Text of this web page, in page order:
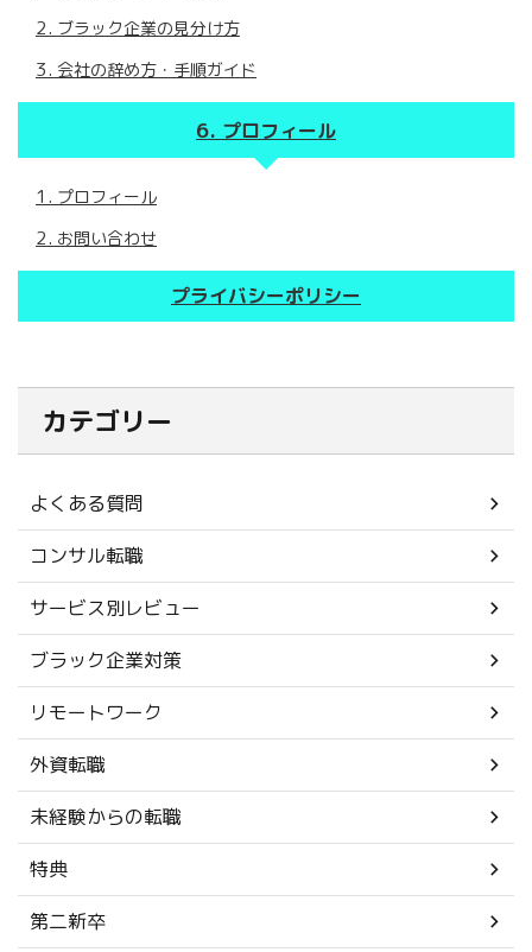
ブラック企業の見分け方
会社の辞め方・手順ガイド
プロフィール
プロフィール
お問い合わせ
プライバシーポリシー
カテゴリー
よくある質問
コンサル転職
サービス別レビュー
ブラック企業対策
リモートワーク
外資転職
未経験からの転職
特典
第二新卒